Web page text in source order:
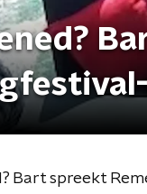
Bart spreekt